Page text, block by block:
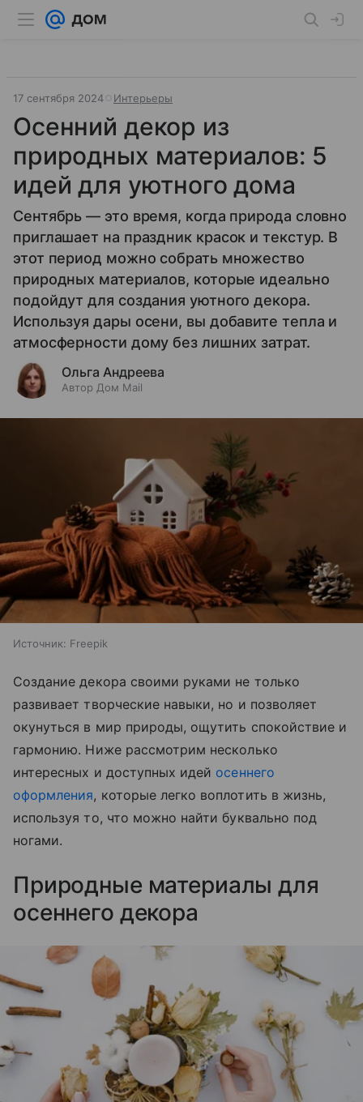
17 сентября 2024 Интерьеры
Осенний декор из
природных материалов: 5
идей для уютного дома
Сентябрь — это время, когда природа словно
приглашает на праздник красок и текстур. В
этот период можно собрать множество
природных материалов, которые идеально
подойдут для создания уютного декора.
Используя дары осени, вы добавите тепла и
атмосферности дому без лишних затрат.
Ольга Андреева
Автор Дом Mail
Источник: Freepik
Создание декора своими руками не только
развивает творческие навыки, но и позволяет
окунуться в мир природы, ощутить спокойствие и
гармонию. Ниже рассмотрим несколько
интересных и доступных идей осеннего
оформления, которые легко воплотить в жизнь,
используя то, что можно найти буквально под
ногами.
Природные материалы для
осеннего декора